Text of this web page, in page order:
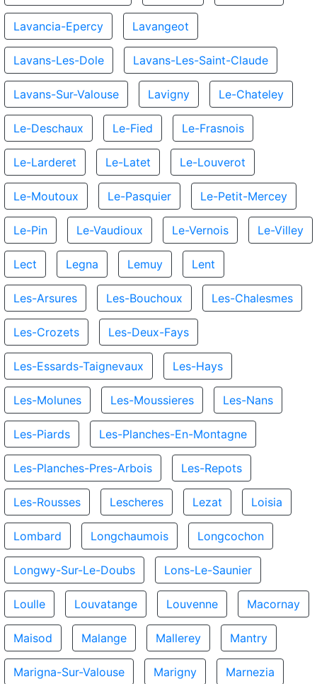
Lavancia-Epercy Lavangeot
Lavans-Les-Dole Lavans-Les-Saint-Claude
Lavans-Sur-Valouse Lavigny Le-Chateley
Le-Deschaux Le-Fied Le-Frasnois
Le-Larderet Le-Latet Le-Louverot
Le-Moutoux Le-Pasquier Le-Petit-Mercey
Le-Pin Le-Vaudioux Le-Vernois Le-Villey
Lect Legna Lemuy Lent
Les-Arsures Les-Bouchoux Les-Chalesmes
Les-Crozets Les-Deux-Fays
Les-Essards-Taignevaux Les-Hays
Les-Molunes Les-Moussieres Les-Nans
Les-Piards Les-Planches-En-Montagne
Les-Planches-Pres-Arbois Les-Repots
Les-Rousses Lescheres Lezat Loisia
Lombard Longchaumois Longcochon
Longwy-Sur-Le-Doubs Lons-Le-Saunier
Loulle Louvatange Louvenne Macornay
Maisod Malange Mallerey Mantry
Marigna-Sur-Valouse Marigny Marnezia